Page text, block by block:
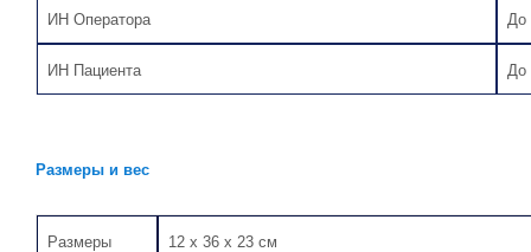
ИН Оператора До
ИН Пациента До
Размеры и вес
Размеры 12 х 36 х 23 см